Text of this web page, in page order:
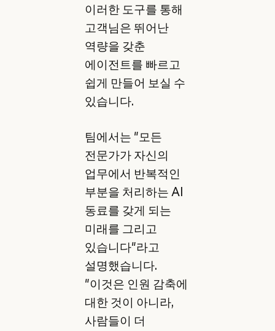
이러한 도구를 통해
고객님은 뛰어난
역량을 갖춘
에이전트를 빠르고
쉽게 만들어 보실 수
있습니다.
팀에서는 "모든
전문가가 자신의
업무에서 반복적인
부분을 처리하는 AI
동료를 갖게 되는
미래를 그리고
있습니다"라고
설명했습니다.
"이것은 인원 감축에
대한 것이 아니라,
사람들이 더